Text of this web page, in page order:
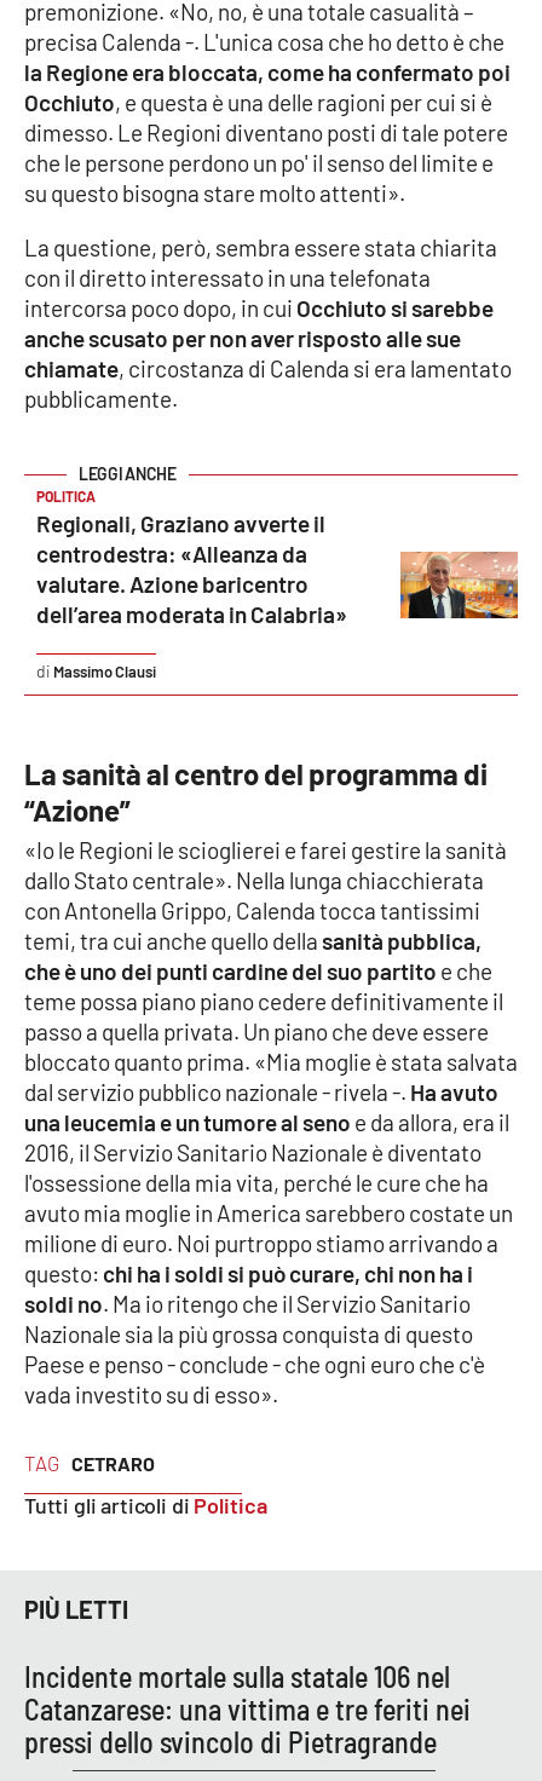
SPECIALI
Buona Sanità Calabria
CALABRIAVISIONE
Destinazioni
Eventi
Food
Storie
LAC
NETWORK
Lacplay.it
Lactv.it
Laconair.it
Lacapitalenews.it
Ilreggino.it
Cosenzachannel.it
Ilvibonese.it
Catanzarochannel.it
APP
Android
Apple
TAG CETRARO
Tutti gli articoli di Politica
premonizione. «No, no, è una totale casualità –
precisa Calenda -. L'unica cosa che ho detto è che
la Regione era bloccata, come ha confermato poi
Occhiuto, e questa è una delle ragioni per cui si è
dimesso. Le Regioni diventano posti di tale potere
che le persone perdono un po' il senso del limite e
su questo bisogna stare molto attenti».
La questione, però, sembra essere stata chiarita
con il diretto interessato in una telefonata
intercorsa poco dopo, in cui Occhiuto si sarebbe
anche scusato per non aver risposto alle sue
chiamate, circostanza di Calenda si era lamentato
pubblicamente.
POLITICA
Regionali, Graziano avverte il
centrodestra: «Alleanza da
valutare. Azione baricentro
dell’area moderata in Calabria»
Massimo Clausi
La sanità al centro del programma di
“Azione”
«Io le Regioni le scioglierei e farei gestire la sanità
dallo Stato centrale». Nella lunga chiacchierata
con Antonella Grippo, Calenda tocca tantissimi
temi, tra cui anche quello dellasanità pubblica,
che è uno dei punti cardine del suo partito e che
teme possa piano piano cedere definitivamente il
passo a quella privata. Un piano che deve essere
bloccato quanto prima. «Mia moglie è stata salvata
dal servizio pubblico nazionale - rivela -. Ha avuto
una leucemia e un tumore al seno e da allora, era il
2016, il Servizio Sanitario Nazionale è diventato
l'ossessione della mia vita, perché le cure che ha
avuto mia moglie in America sarebbero costate un
milione di euro. Noi purtroppo stiamo arrivando a
questo: chi ha i soldi si può curare, chi non ha i
soldi no. Ma io ritengo che il Servizio Sanitario
Nazionale sia la più grossa conquista di questo
Paese e penso - conclude - che ogni euro che c'è
vada investito su di esso».
PIÙ LETTI
Incidente mortale sulla statale 106 nel
Catanzarese: una vittima e tre feriti nei
pressi dello svincolo di Pietragrande